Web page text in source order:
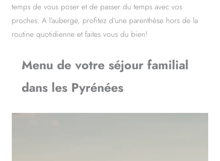
temps de vous poser et de passer du temps avec vos
proches. A l’auberge, profitez d’une parenthèse hors de la
routine quotidienne et faites vous du bien!
Menu de votre séjour familial
dans les Pyrénées